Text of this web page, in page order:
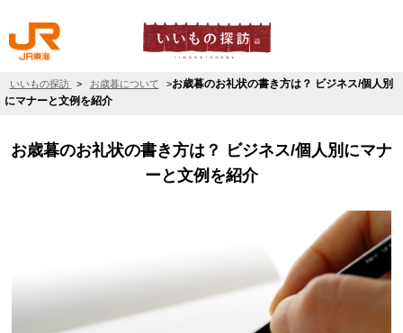
いいもの探訪 > お歳暮について >お歳暮のお礼状の書き方は？ ビジネス/個人別
にマナーと文例を紹介
お歳暮のお礼状の書き方は？ ビジネス/個人別にマナ
ーと文例を紹介